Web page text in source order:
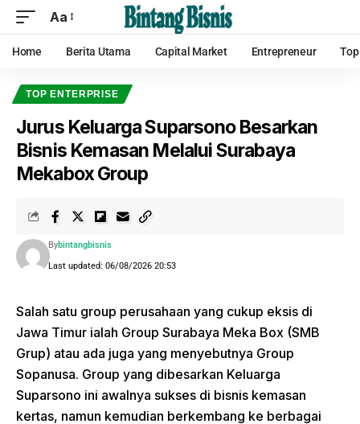
Aa
Home Berita Utama Capital Market Entrepreneur
TOP ENTERPRISE
Jurus Keluarga Suparsono Besarkan
Bisnis Kemasan Melalui Surabaya
Mekabox Group
Last updated: 06/08/2026 20:53
Bybintangbisnis
Salah satu group perusahaan yang cukup eksis di
Jawa Timur ialah Group Surabaya Meka Box (SMB
Grup) atau ada juga yang menyebutnya Group
Sopanusa. Group yang dibesarkan Keluarga
Suparsono ini awalnya sukses di bisnis kemasan
kertas, namun kemudian berkembang ke berbagai